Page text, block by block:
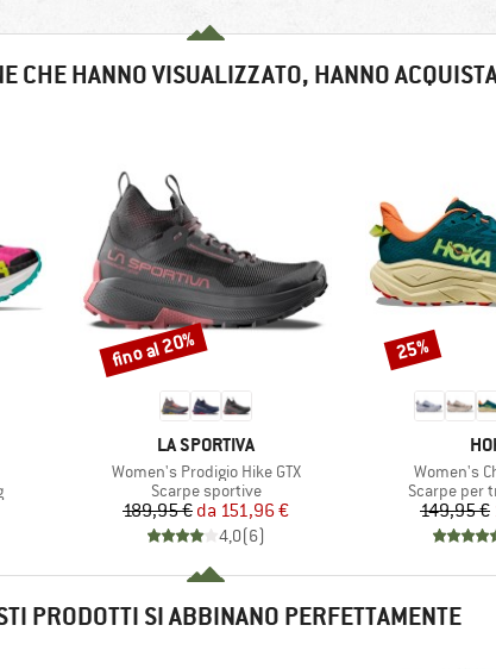
CHE HANNO VISUALIZZATO, HANNO
MARCHIO
LA SPORTIVA
Articolo
Women's Prodigio Hike GTX
Gruppo di prodotti
Scarpe sportive
Prezzo
189,95 € Prezzo ridotto
da 151,96 €
4,0(6)
Sconto
fino al 20%
Articolo
Women's
Gruppo di
Scarpe per
149,95 €
Sconto
25%
PRODOTTI SI ABBINANO PERFETTAMENTE